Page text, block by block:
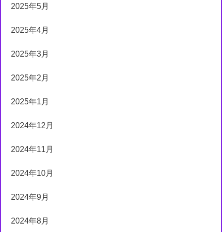
2025年5月
2025年4月
2025年3月
2025年2月
2025年1月
2024年12月
2024年11月
2024年10月
2024年9月
2024年8月